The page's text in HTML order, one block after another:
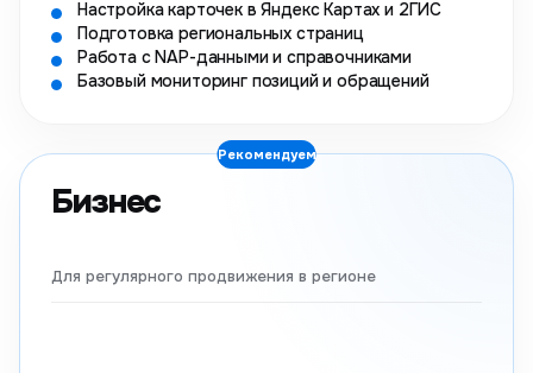
Настройка карточек в Яндекс Картах и 2ГИС
Подготовка региональных страниц
Работа с NAP-данными и справочниками
Базовый мониторинг позиций и обращений
Рекомендуем
Бизнес
Для регулярного продвижения в регионе